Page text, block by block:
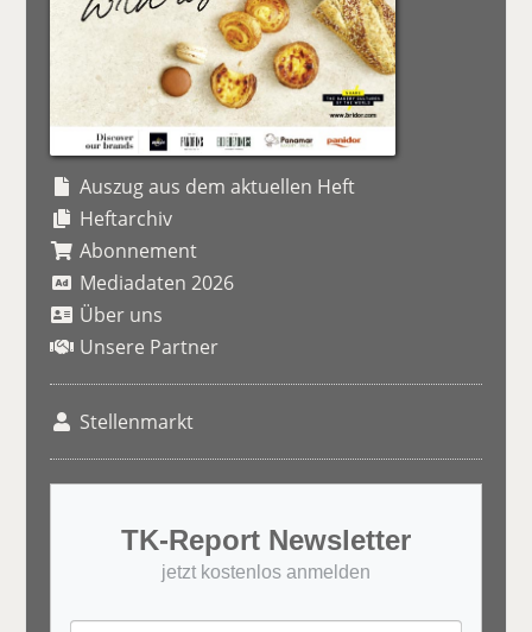
Auszug aus dem aktuellen Heft
Heftarchiv
Abonnement
Mediadaten 2026
Über uns
Unsere Partner
Stellenmarkt
TK-Report Newsletter
jetzt kostenlos anmelden